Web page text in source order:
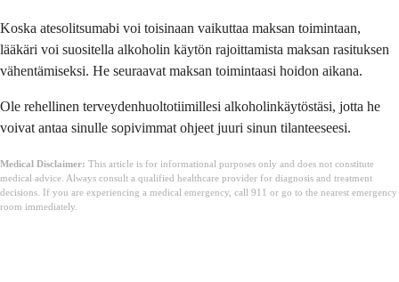
Koska atesolitsumabi voi toisinaan vaikuttaa maksan toimintaan,
lääkäri voi suositella alkoholin käytön rajoittamista maksan rasituksen
vähentämiseksi. He seuraavat maksan toimintaasi hoidon aikana.
Ole rehellinen terveydenhuoltotiimillesi alkoholinkäytöstäsi, jotta he
voivat antaa sinulle sopivimmat ohjeet juuri sinun tilanteeseesi.
Medical Disclaimer: This article is for informational purposes only and does not constitute
medical advice. Always consult a qualified healthcare provider for diagnosis and treatment
decisions. If you are experiencing a medical emergency, call 911 or go to the nearest emergency
room immediately.